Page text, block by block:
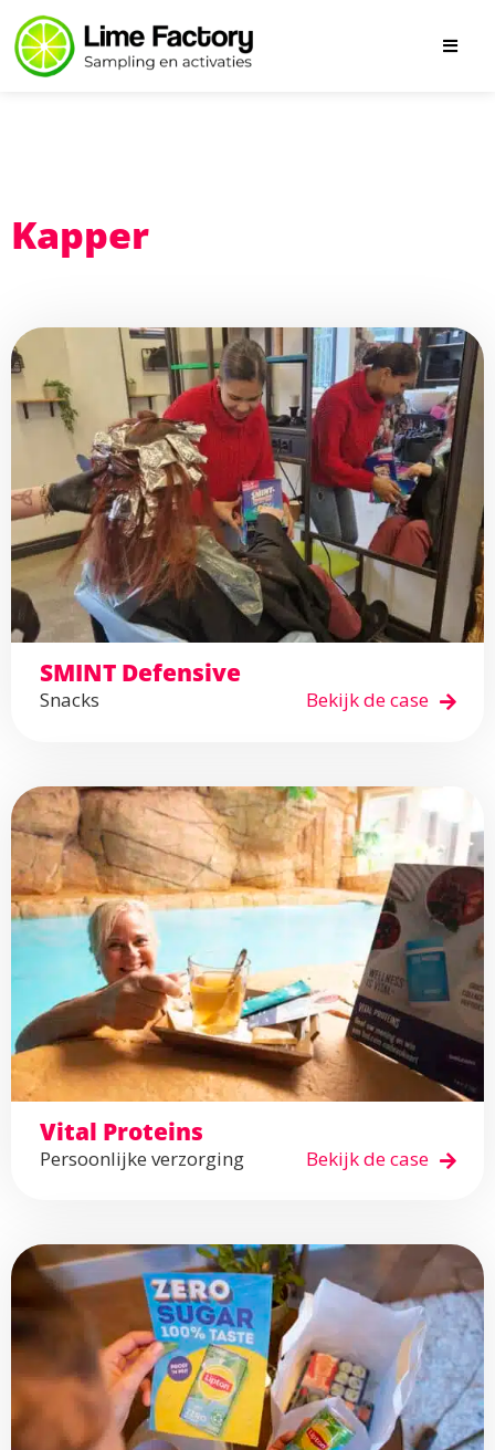
Kapper
SMINT Defensive
Snacks Bekijk de case
Vital Proteins
Persoonlijke verzorging Bekijk de case